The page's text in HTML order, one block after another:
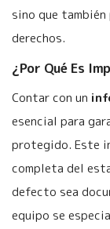
sino que
derechos.
¿Por Qué Es
Contar con un
esencial para
protegido. Este
completa del
defecto sea
equipo se